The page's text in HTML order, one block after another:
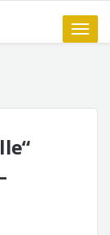
Toggle